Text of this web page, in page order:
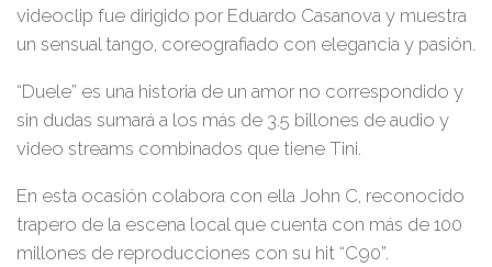
videoclip fue dirigido por Eduardo Casanova y muestra
un sensual tango, coreografiado con elegancia y pasión.
“Duele” es una historia de un amor no correspondido y
sin dudas sumará a los más de 3.5 billones de audio y
video streams combinados que tiene Tini.
En esta ocasión colabora con ella John C, reconocido
trapero de la escena local que cuenta con más de 100
millones de reproducciones con su hit “C90”.